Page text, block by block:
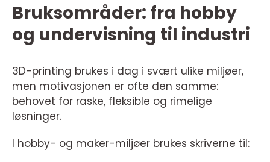
Bruksområder: fra hobby
og undervisning til industri
3D-printing brukes i dag i svært ulike miljøer,
men motivasjonen er ofte den samme:
behovet for raske, fleksible og rimelige
løsninger.
I hobby- og maker-miljøer brukes skriverne til: